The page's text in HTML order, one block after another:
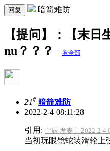
回复 暗箭难防
【提问】：【末日
nu？？？
看全部
21# 暗箭难防
2022-2-4 08:11:28
引用: 宀辰 发表于 2022-2-4
当初玩眼镜蛇装滑轮上